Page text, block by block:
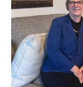
“Desfilan
de
lacayos”
reuniones
de
políticos
con